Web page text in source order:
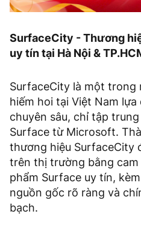
SurfaceCity - Thương
uy tín tại Hà Nội &
SurfaceCity là một trong
hiếm hoi tại Việt Nam
chuyên sâu, chỉ tập
Surface từ Microsoft.
thương hiệu SurfaceCity
trên thị trường bằng
phẩm Surface uy tín,
nguồn gốc rõ ràng và
bạch.